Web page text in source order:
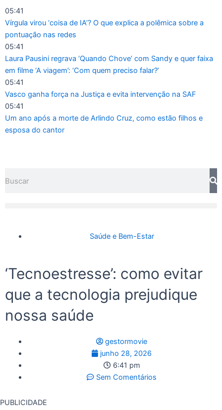
para
conteúdo
05:41
Vírgula virou ‘coisa de IA’? O que explica a polêmica sobre a
pontuação nas redes
05:41
Laura Pausini regrava ‘Quando Chove’ com Sandy e quer faixa
em filme ‘A viagem’: ‘Com quem preciso falar?’
05:41
Vasco ganha força na Justiça e evita intervenção na SAF
05:41
Um ano após a morte de Arlindo Cruz, como estão filhos e
esposa do cantor
Saúde e Bem-Estar
‘Tecnoestresse’: como evitar
que a tecnologia prejudique
nossa saúde
gestormovie
junho 28, 2026
6:41 pm
Sem Comentários
PUBLICIDADE